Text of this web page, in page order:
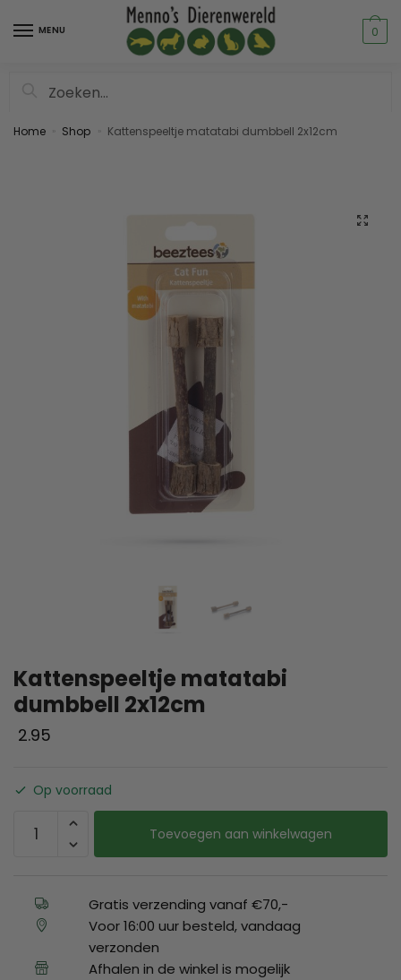
MENU 0
Home Shop Kattenspeeltje matatabi dumbbell 2x12cm
Kattenspeeltje matatabi
dumbbell 2x12cm
2.95
Op voorraad
Toevoegen aan winkelwagen
Gratis verzending vanaf €70,-
Voor 16:00 uur besteld, vandaag
verzonden
Afhalen in de winkel is mogelijk